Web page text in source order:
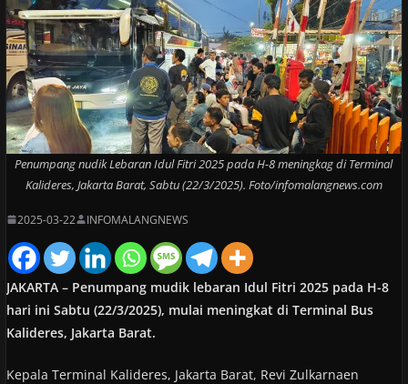
Penumpang nudik Lebaran Idul Fitri 2025 pada H-8 meningkag di Terminal
Kalideres, Jakarta Barat, Sabtu (22/3/2025). Foto/infomalangnews.com
2025-03-22 INFOMALANGNEWS
JAKARTA – Penumpang mudik lebaran Idul Fitri 2025 pada H-8
hari ini Sabtu (22/3/2025), mulai meningkat di Terminal Bus
Kalideres, Jakarta Barat.
Kepala Terminal Kalideres, Jakarta Barat, Revi Zulkarnaen